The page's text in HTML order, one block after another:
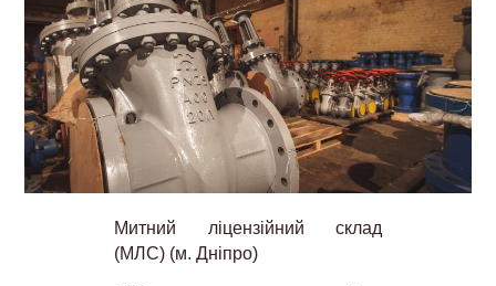
Митний ліцензійний склад
(МЛС) (м. Дніпро)